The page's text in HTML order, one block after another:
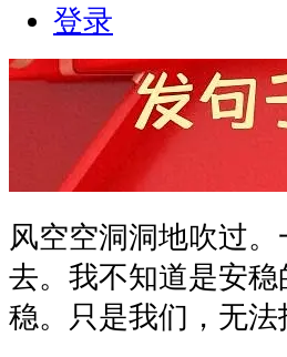
登录
风空空洞洞地吹过
去。我不知道是安
稳。只是我们，无法